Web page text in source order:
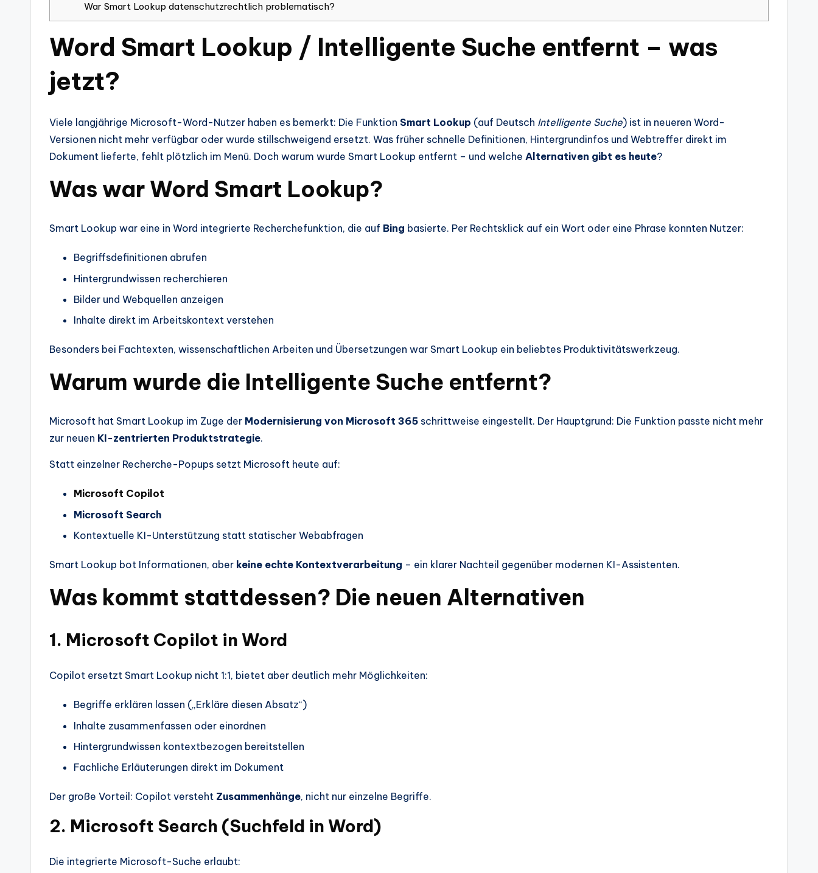
War Smart Lookup datenschutzrechtlich problematisch?
Word Smart Lookup / Intelligente Suche entfernt – was
jetzt?
Viele langjährige Microsoft-Word-Nutzer haben es bemerkt: Die Funktion Smart Lookup (auf Deutsch Intelligente Suche) ist in neueren Word-
Versionen nicht mehr verfügbar oder wurde stillschweigend ersetzt. Was früher schnelle Definitionen, Hintergrundinfos und Webtreffer direkt im
Dokument lieferte, fehlt plötzlich im Menü. Doch warum wurde Smart Lookup entfernt – und welche Alternativen gibt es heute?
Was war Word Smart Lookup?
Smart Lookup war eine in Word integrierte Recherchefunktion, die auf Bing basierte. Per Rechtsklick auf ein Wort oder eine Phrase konnten Nutzer:
Begriffsdefinitionen abrufen
Hintergrundwissen recherchieren
Bilder und Webquellen anzeigen
Inhalte direkt im Arbeitskontext verstehen
Besonders bei Fachtexten, wissenschaftlichen Arbeiten und Übersetzungen war Smart Lookup ein beliebtes Produktivitätswerkzeug.
Warum wurde die Intelligente Suche entfernt?
Microsoft hat Smart Lookup im Zuge der Modernisierung von Microsoft 365 schrittweise eingestellt. Der Hauptgrund: Die Funktion passte nicht mehr
zur neuen KI-zentrierten Produktstrategie.
Statt einzelner Recherche-Popups setzt Microsoft heute auf:
Microsoft Copilot
Microsoft Search
Kontextuelle KI-Unterstützung statt statischer Webabfragen
Smart Lookup bot Informationen, aber keine echte Kontextverarbeitung – ein klarer Nachteil gegenüber modernen KI-Assistenten.
Was kommt stattdessen? Die neuen Alternativen
1. Microsoft Copilot in Word
Copilot ersetzt Smart Lookup nicht 1:1, bietet aber deutlich mehr Möglichkeiten:
Begriffe erklären lassen („Erkläre diesen Absatz“)
Inhalte zusammenfassen oder einordnen
Hintergrundwissen kontextbezogen bereitstellen
Fachliche Erläuterungen direkt im Dokument
Der große Vorteil: Copilot versteht Zusammenhänge, nicht nur einzelne Begriffe.
2. Microsoft Search (Suchfeld in Word)
Die integrierte Microsoft-Suche erlaubt: